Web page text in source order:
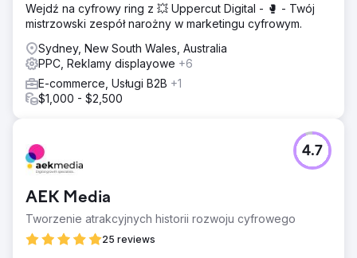
Przejdź do strony agencji
Wejdź na cyfrowy ring z 💥 Uppercut Digital - 🥊 - Twój
mistrzowski zespół narożny w marketingu cyfrowym.
Sydney, New South Wales, Australia
PPC, Reklamy displayowe +6
E-commerce, Usługi B2B +1
$1,000 - $2,500
AEK Media
Tworzenie atrakcyjnych historii rozwoju cyfrowego
25 reviews
4.7